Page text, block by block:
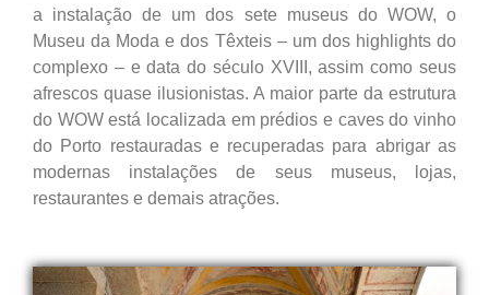
a instalação de um dos sete museus do WOW, o
Museu da Moda e dos Têxteis – um dos highlights do
complexo – e data do século XVIII, assim como seus
afrescos quase ilusionistas. A maior parte da estrutura
do WOW está localizada em prédios e caves do vinho
do Porto restauradas e recuperadas para abrigar as
modernas instalações de seus museus, lojas,
restaurantes e demais atrações.